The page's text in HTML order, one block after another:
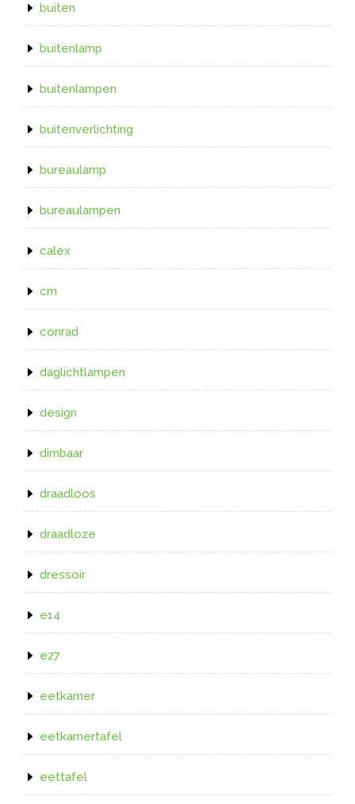
buiten
buitenlamp
buitenlampen
buitenverlichting
bureaulamp
bureaulampen
calex
cm
conrad
daglichtlampen
design
dimbaar
draadloos
draadloze
dressoir
e14
e27
eetkamer
eetkamertafel
eettafel